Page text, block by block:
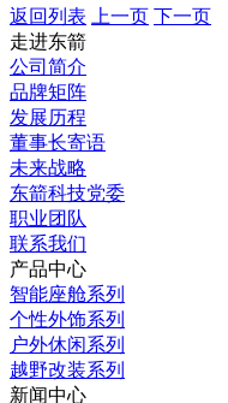
返回列表 上一页 下一页
走进东箭
公司简介
品牌矩阵
发展历程
董事长寄语
未来战略
东箭科技党委
职业团队
联系我们
产品中心
智能座舱系列
个性外饰系列
户外休闲系列
越野改装系列
新闻中心